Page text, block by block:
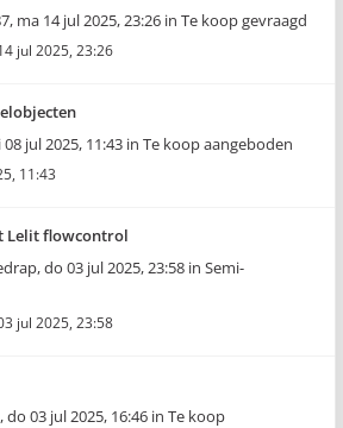
, ma 14 jul 2025, 23:26 in Te koop gevraagd
jul 2025, 23:26
08 jul 2025, 11:43 in Te koop aangeboden
11:43
Lelit flowcontrol
,do 03 jul 2025, 23:58 in Semi-
jul 2025, 23:58
,do 03 jul 2025, 16:46 in Te koop